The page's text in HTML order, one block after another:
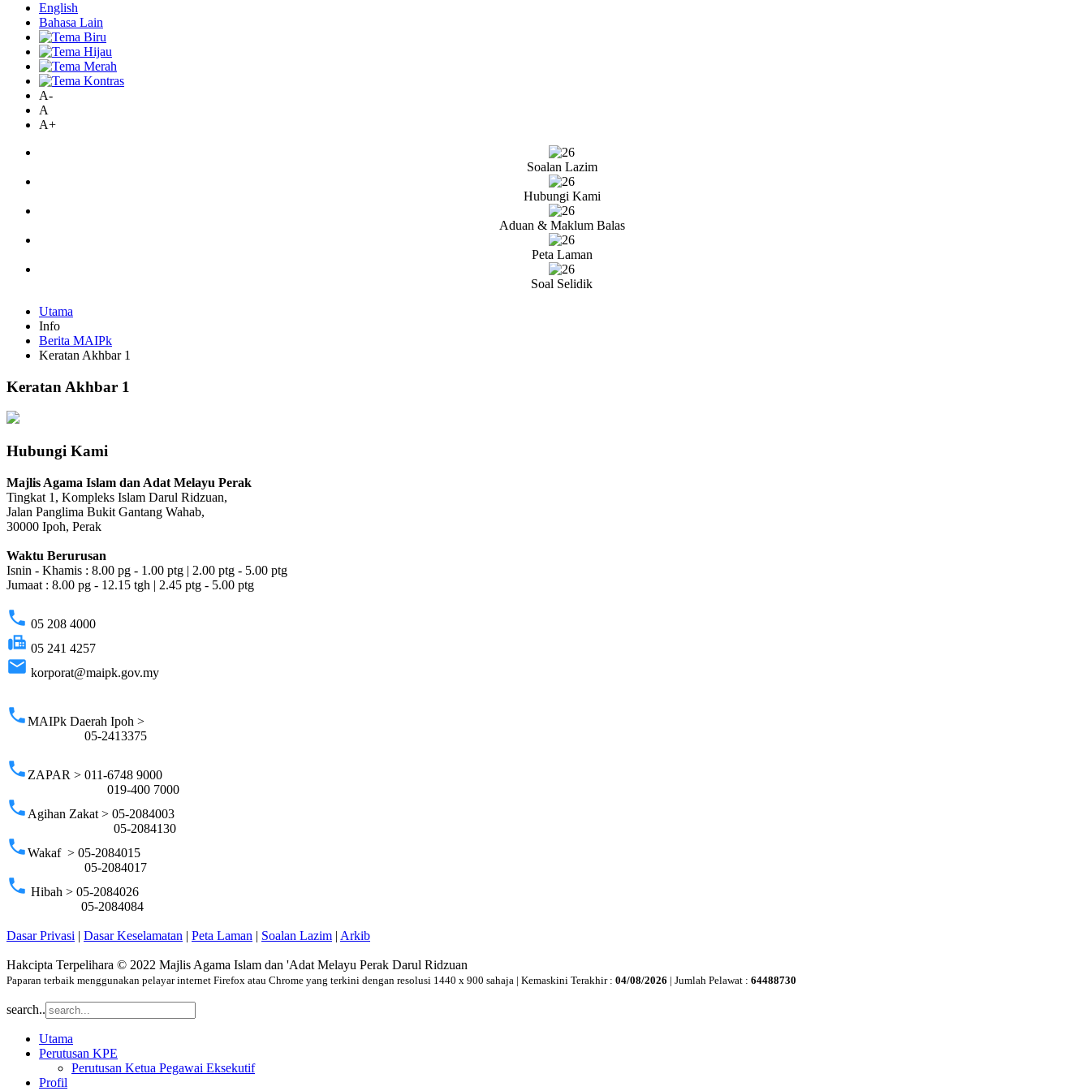
English
Bahasa Lain
A-
A
A+
Soalan Lazim
Hubungi Kami
Aduan & Maklum Balas
Peta Laman
Soal Selidik
Utama
Info
Berita MAIPk
Keratan Akhbar 1
Keratan Akhbar 1
Hubungi Kami
Majlis Agama Islam dan Adat Melayu Perak
Tingkat 1, Kompleks Islam Darul Ridzuan,
Jalan Panglima Bukit Gantang Wahab,
30000 Ipoh, Perak
Waktu Berurusan
Isnin - Khamis : 8.00 pg - 1.00 ptg | 2.00 ptg - 5.00 ptg
Jumaat : 8.00 pg - 12.15 tgh | 2.45 ptg - 5.00 ptg
phone 05 208 4000
fax 05 241 4257
email korporat@maipk.gov.my
phoneMAIPk Daerah Ipoh >
05-2413375
phone ZAPAR > 011-6748 9000
019-400 7000
phone Agihan Zakat > 05-2084003
05-2084130
phoneWakaf > 05-2084015
05-2084017
phone Hibah > 05-2084026
05-2084084
Dasar Privasi | Dasar Keselamatan | Peta Laman | Soalan Lazim | Arkib
Hakcipta Terpelihara © 2022 Majlis Agama Islam dan 'Adat Melayu Perak Darul Ridzuan
Paparan terbaik menggunakan pelayar internet Firefox atau Chrome yang terkini dengan resolusi 1440 x 900 sahaja | Kemaskini Terakhir : 04/08/2026 | Jumlah Pelawat : 64488730
search..
Utama
Perutusan KPE
Perutusan Ketua Pegawai Eksekutif
Profil